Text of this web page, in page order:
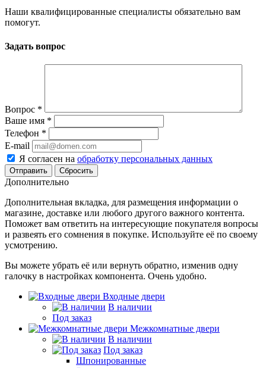
Наши квалифицированные специалисты обязательно вам
помогут.
Задать вопрос
Вопрос *
Ваше имя *
Телефон *
E-mail
Я согласен на обработку персональных данных
Сбросить
Дополнительно
Дополнительная вкладка, для размещения информации о
магазине, доставке или любого другого важного контента.
Поможет вам ответить на интересующие покупателя вопросы
и развеять его сомнения в покупке. Используйте её по своему
усмотрению.
Вы можете убрать её или вернуть обратно, изменив одну
галочку в настройках компонента. Очень удобно.
Входные двери
В наличии
Под заказ
Межкомнатные двери
В наличии
Под заказ
Шпонированные